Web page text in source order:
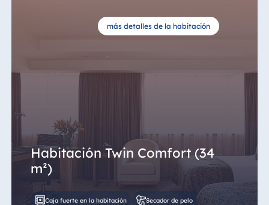
más detalles de la habitación
Habitación Twin Comfort (34
m²)
Caja fuerte en la habitación Secador de pelo